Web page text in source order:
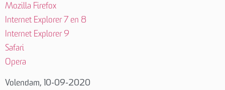
Mozilla Firefox
Internet Explorer 7 en 8
Internet Explorer 9
Safari
Opera
Volendam, 10-09-2020